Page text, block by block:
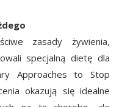
zasady żywienia,
specjalną dietę dla
Approaches to Stop
okazują się idealne